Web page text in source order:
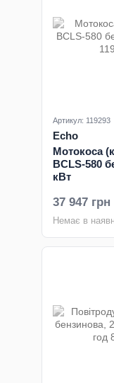
Артикул: 119293
Echo
Мотокоса
BCLS-580
кВт
37 947 грн
Немає в